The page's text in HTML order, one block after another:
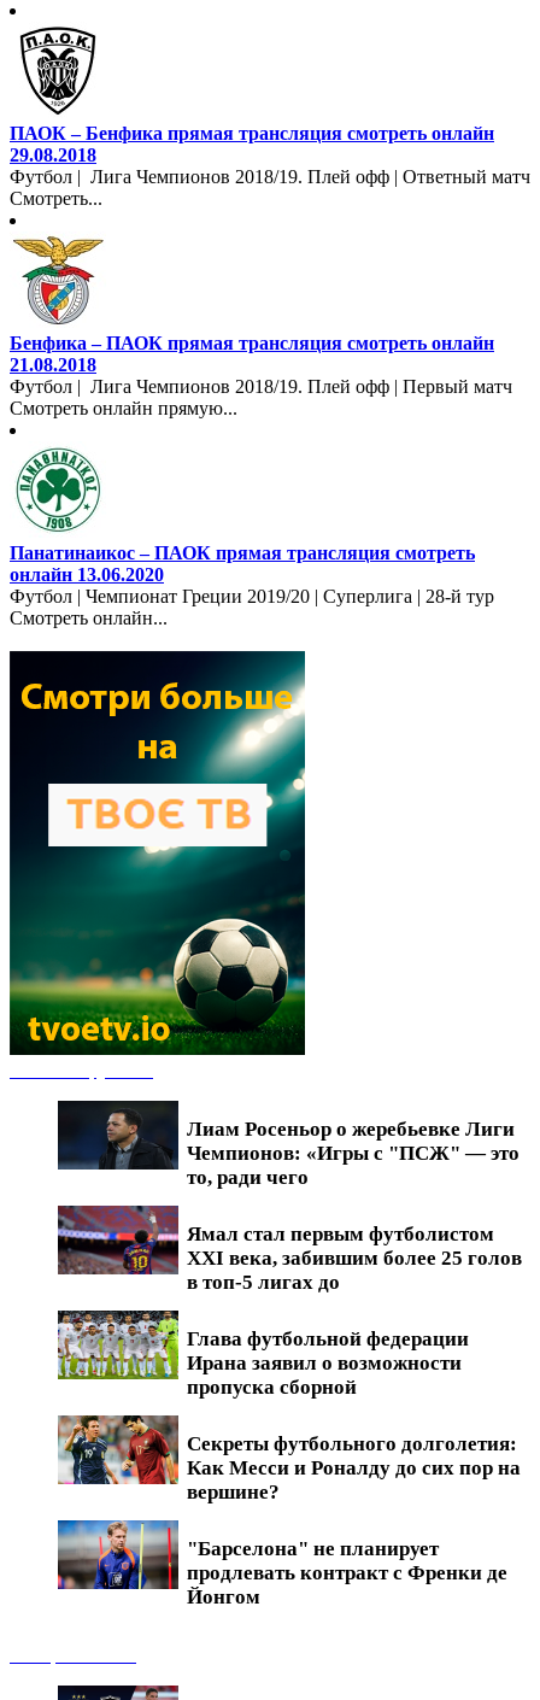
ПАОК – Бенфика прямая трансляция смотреть онлайн
29.08.2018
Футбол | Лига Чемпионов 2018/19. Плей офф | Ответный матч
Смотреть...
Бенфика – ПАОК прямая трансляция смотреть онлайн
21.08.2018
Футбол | Лига Чемпионов 2018/19. Плей офф | Первый матч
Смотреть онлайн прямую...
Панатинаикос – ПАОК прямая трансляция смотреть
онлайн 13.06.2020
Футбол | Чемпионат Греции 2019/20 | Суперлига | 28-й тур
Смотреть онлайн...
Лиам Росеньор о жеребьевке Лиги
Чемпионов: «Игры с "ПСЖ" — это
то, ради чего
Ямал стал первым футболистом
XXI века, забившим более 25 голов
в топ-5 лигах до
Глава футбольной федерации
Ирана заявил о возможности
пропуска сборной
Секреты футбольного долголетия:
Как Месси и Роналду до сих пор на
вершине?
"Барселона" не планирует
продлевать контракт с Френки де
Йонгом